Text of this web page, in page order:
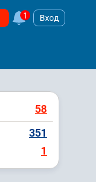
1 Вход
58
351
1